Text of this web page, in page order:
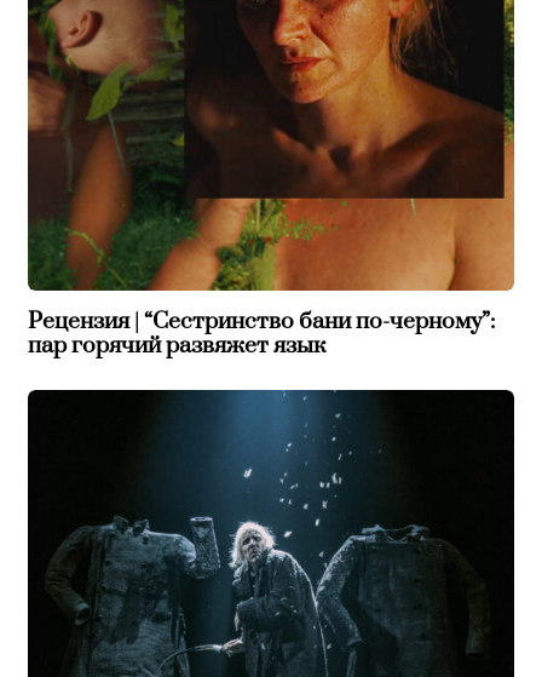
Рецензия | “Сестринство бани по-черному”:
пар горячий развяжет язык